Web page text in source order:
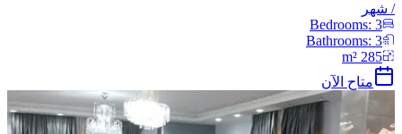
/ شهر
Bedrooms: 3
Bathrooms: 3
285
متاح الآن